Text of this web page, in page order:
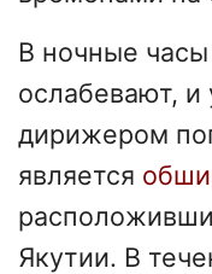
В ночные
ослабевают,
дирижером
является
Якутии. В